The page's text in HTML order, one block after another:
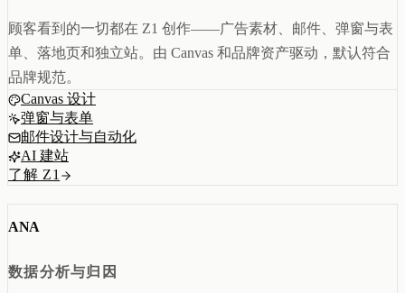
自动化流程
广告智能投放
内测
分析
像素追踪
归因分析
数据分析
收款
定金收款
Z1
ANA
全部产品
顾客看到的一切都在 Z1 创作——广告素材、邮件、弹窗与表
单、落地页和独立站。由 Canvas 和品牌资产驱动，默认符合
品牌规范。
Canvas 设计
弹窗与表单
邮件设计与自动化
AI 建站
了解 Z1
ANA
数据分析与归因